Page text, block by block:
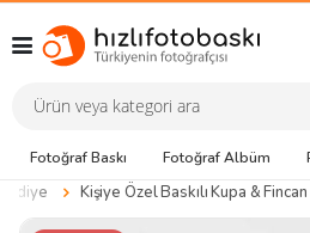
Fotoğraf Baskı Fotoğraf Albüm
Kişiye Özel Baskılı Kupa & Fincan